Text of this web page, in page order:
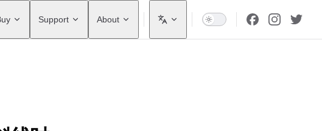
Support About